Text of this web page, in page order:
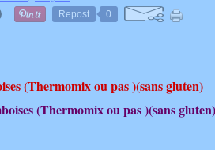
Repost
0
(Thermomix ou pas )(sans gluten)